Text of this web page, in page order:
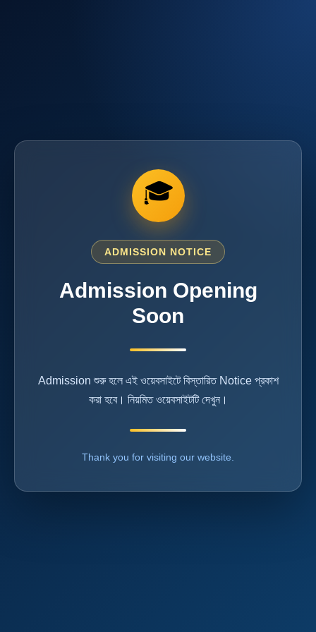
🎓
ADMISSION NOTICE
Admission Opening
Soon
Admission শুরু হলে এই ওয়েবসাইটে বিস্তারিত Notice প্রকাশ
করা হবে। নিয়মিত ওয়েবসাইটটি দেখুন।
Thank you for visiting our website.